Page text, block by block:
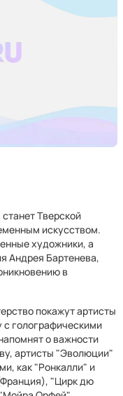
Тверской
искусством.
художники, а
Андрея Бартенева,
в
покажут артисты
голографическими
о важности
артисты "Эволюции"
как "Ронкалли" и
"Цирк дю